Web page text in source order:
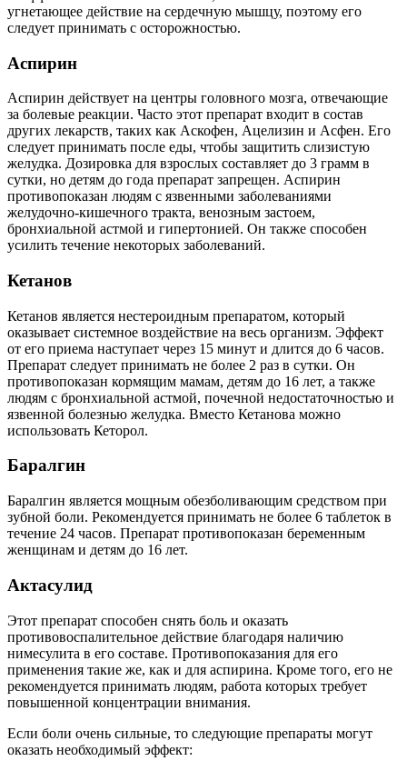
угнетающее действие на сердечную мышцу, поэтому его
следует принимать с осторожностью.
Аспирин
Аспирин действует на центры головного мозга, отвечающие
за болевые реакции. Часто этот препарат входит в состав
других лекарств, таких как Аскофен, Ацелизин и Асфен. Его
следует принимать после еды, чтобы защитить слизистую
желудка. Дозировка для взрослых составляет до 3 грамм в
сутки, но детям до года препарат запрещен. Аспирин
противопоказан людям с язвенными заболеваниями
желудочно-кишечного тракта, венозным застоем,
бронхиальной астмой и гипертонией. Он также способен
усилить течение некоторых заболеваний.
Кетанов
Кетанов является нестероидным препаратом, который
оказывает системное воздействие на весь организм. Эффект
от его приема наступает через 15 минут и длится до 6 часов.
Препарат следует принимать не более 2 раз в сутки. Он
противопоказан кормящим мамам, детям до 16 лет, а также
людям с бронхиальной астмой, почечной недостаточностью и
язвенной болезнью желудка. Вместо Кетанова можно
использовать Кеторол.
Баралгин
Баралгин является мощным обезболивающим средством при
зубной боли. Рекомендуется принимать не более 6 таблеток в
течение 24 часов. Препарат противопоказан беременным
женщинам и детям до 16 лет.
Актасулид
Этот препарат способен снять боль и оказать
противовоспалительное действие благодаря наличию
нимесулита в его составе. Противопоказания для его
применения такие же, как и для аспирина. Кроме того, его не
рекомендуется принимать людям, работа которых требует
повышенной концентрации внимания.
Если боли очень сильные, то следующие препараты могут
оказать необходимый эффект: